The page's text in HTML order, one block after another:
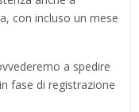
con incluso un mese
a spedire
fase di registrazione